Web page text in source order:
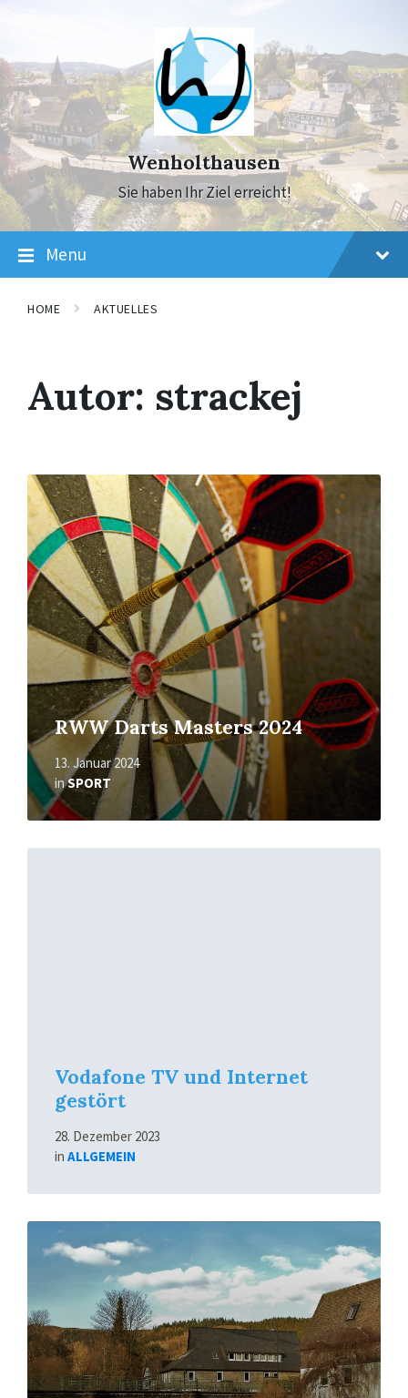
navigation
Wenholthausen
Sie haben Ihr Ziel erreicht!
Menu
HOME AKTUELLES
Autor: strackej
RWW Darts Masters 2024
13. Januar 2024
inSPORT
Mehr
erfahren
Vodafone TV und Internet
gestört
28. Dezember 2023
in ALLGEMEIN
Mehr
Mehr
erfahren